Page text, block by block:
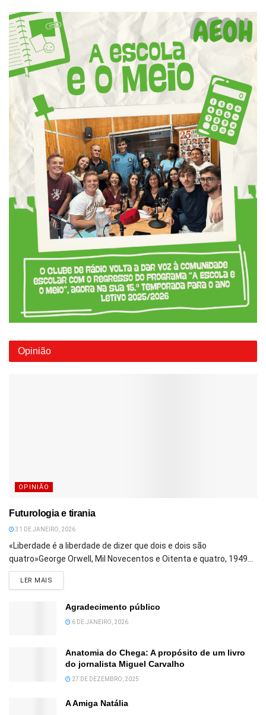
Opinião
OPINIÃO
Futurologia e tirania
31 DE JANEIRO, 2026
«Liberdade é a liberdade de dizer que dois e dois são
quatro»George Orwell, Mil Novecentos e Oitenta e quatro, 1949...
LER MAIS
Agradecimento público
6 DE JANEIRO, 2026
Anatomia do Chega: A propósito de um livro
do jornalista Miguel Carvalho
27 DE DEZEMBRO, 2025
A Amiga Natália